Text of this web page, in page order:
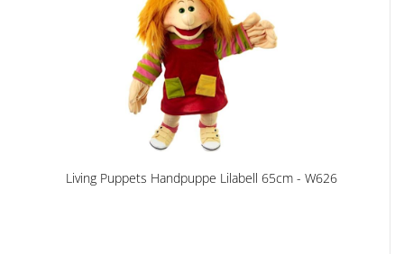
Living Puppets Handpuppe Lilabell 65cm - W626